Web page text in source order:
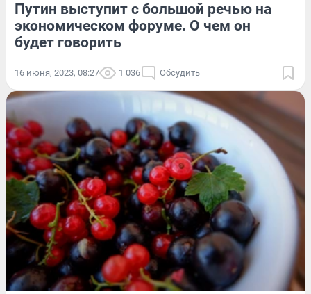
Путин выступит с большой речью на
экономическом форуме. О чем он
будет говорить
16 июня, 2023, 08:27 1 036 Обсудить